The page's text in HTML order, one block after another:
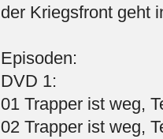
der Kriegsfront geht
Episoden:
DVD 1:
01 Trapper ist weg,
02 Trapper ist weg,